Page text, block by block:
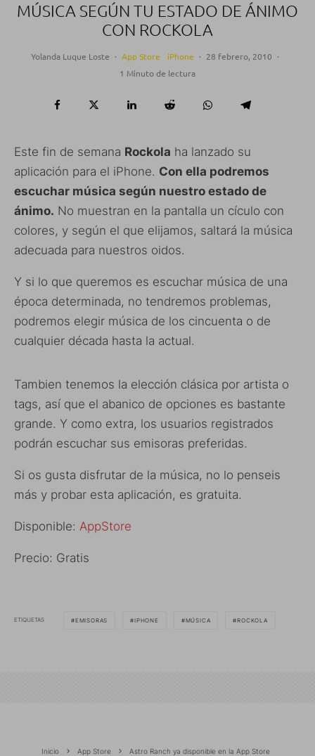
MÚSICA SEGÚN TU ESTADO DE ÁNIMO
CON ROCKOLA
Yolanda Luque Loste · App Store iPhone · 28 febrero, 2010 ·
1 Minuto de lectura
Este fin de semana Rockola ha lanzado su
aplicación para el iPhone. Con ella podremos
escuchar música según nuestro estado de
ánimo. No muestran en la pantalla un cículo con
colores, y según el que elijamos, saltará la música
adecuada para nuestros oidos.
Y si lo que queremos es escuchar música de una
época determinada, no tendremos problemas,
podremos elegir música de los cincuenta o de
cualquier década hasta la actual.
Tambien tenemos la elección clásica por artista o
tags, así que el abanico de opciones es bastante
grande. Y como extra, los usuarios registrados
podrán escuchar sus emisoras preferidas.
Si os gusta disfrutar de la música, no lo penseis
más y probar esta aplicación, es gratuita.
Disponible: AppStore
Precio: Gratis
ETIQUETAS EMISORAS IPHONE MÚSICA ROCKOLA
Inicio App Store Astro Ranch ya disponible en la App Store